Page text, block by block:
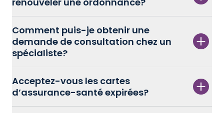
Comment puis-je obtenir une
demande de consultation chez un
spécialiste?
Acceptez-vous les cartes
d’assurance-santé expirées?